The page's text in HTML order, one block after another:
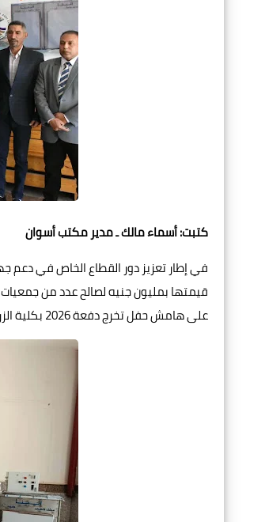
كتبت: أسماء مالك ـ مدير مكتب أسوان
في إطار تعزيز دور القطاع الخاص في دعم
قيمتها بمليون جنيه لصالح عدد من
على هامش حفل تخرج دفعة 2026 بكلية الزراعة بجامعة أسوان.